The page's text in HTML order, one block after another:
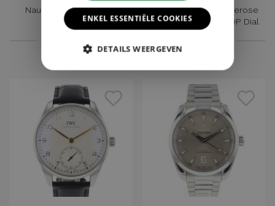
Nautilus Moon Phases
5712/1A-001
Datejust 41 Steel/Everose
Jubilee Diamond MOP Dial
ENKEL ESSENTIËLE COOKIES
DETAILS WEERGEVEN